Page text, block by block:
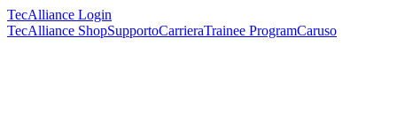
TecAlliance Login
TecAlliance ShopSupportoCarrieraTrainee ProgramCaruso